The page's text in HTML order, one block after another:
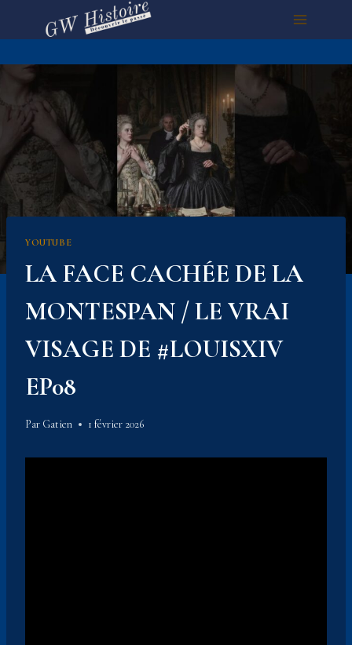
YOUTUBE
LA FACE CACHÉE DE LA
MONTESPAN / LE VRAI
VISAGE DE #LOUISXIV
EP08
Par Gatien 1 février 2026